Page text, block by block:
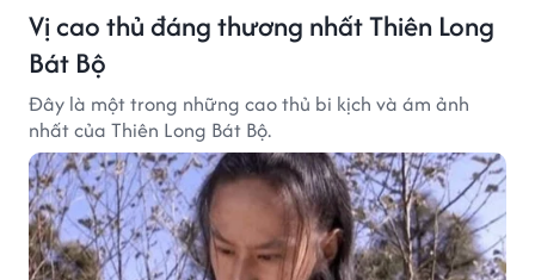
Vị cao thủ đáng thương nhất Thiên Long
Bát Bộ
Đây là một trong những cao thủ bi kịch và ám ảnh
nhất của Thiên Long Bát Bộ.